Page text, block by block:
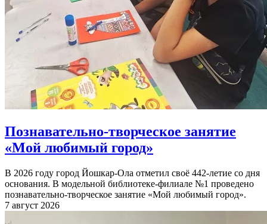
Познавательно-творческое занятие
«Мой любимый город»
В 2026 году город Йошкар-Ола отметил своё 442-летие со дня
основания. В модельной библиотеке-филиале №1 проведено
познавательно-творческое занятие «Мой любимый город».
7 август 2026